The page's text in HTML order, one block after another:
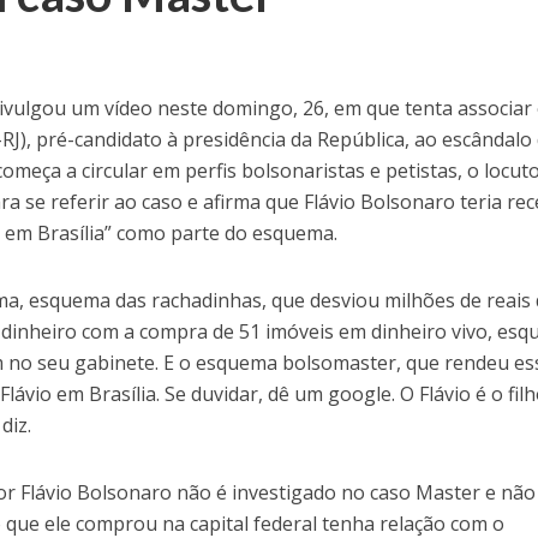
um vídeo neste domingo, 26, em que tenta associar
pré-candidato à presidência da República, ao escândalo
a circular em perfis bolsonaristas e petistas, o
se referir ao caso e afirma que Flávio Bolsonaro teria
Brasília” como parte do esquema.
esquema das rachadinhas, que desviou milhões de reais
com a compra de 51 imóveis em dinheiro vivo,
seu gabinete. E o esquema bolsomaster, que rendeu
em Brasília. Se duvidar, dê um google. O Flávio é o
Flávio Bolsonaro não é investigado no caso Master e
ele comprou na capital federal tenha relação com o